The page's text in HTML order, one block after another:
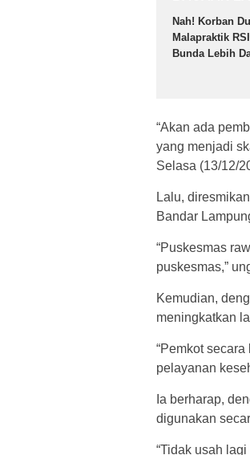
Nah! Korban
Malapraktik
Bunda Lebih
“Akan ada
yang menjadi
Selasa (13/12/
Lalu,
Bandar
“Puskesmas
puskesmas,”
Kemudian,
meningkatkan
“Pemkot
pelayanan
Ia berharap,
digunakan
“Tidak usah